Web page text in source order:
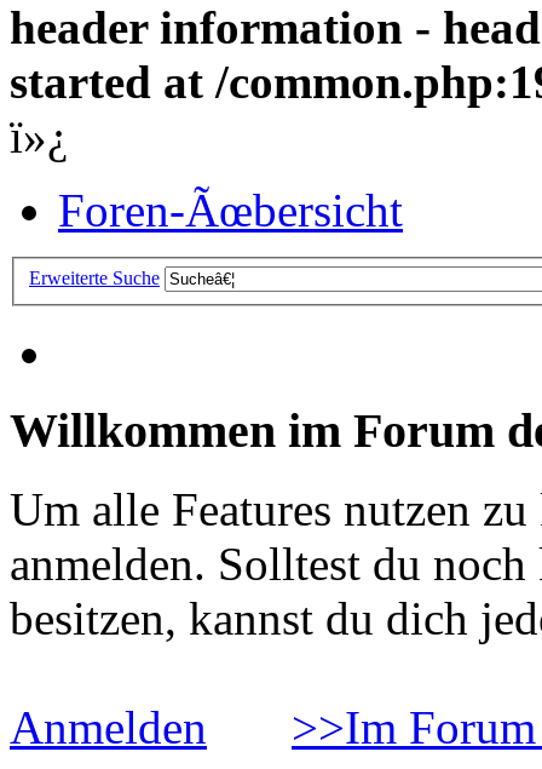
header information -
started at /
ï»¿
Foren-Ãœbersicht
Erweiterte Suche
Willkommen im Forum
Um alle Features nutzen
anmelden. Solltest du
besitzen, kannst du dich
Anmelden >>Im